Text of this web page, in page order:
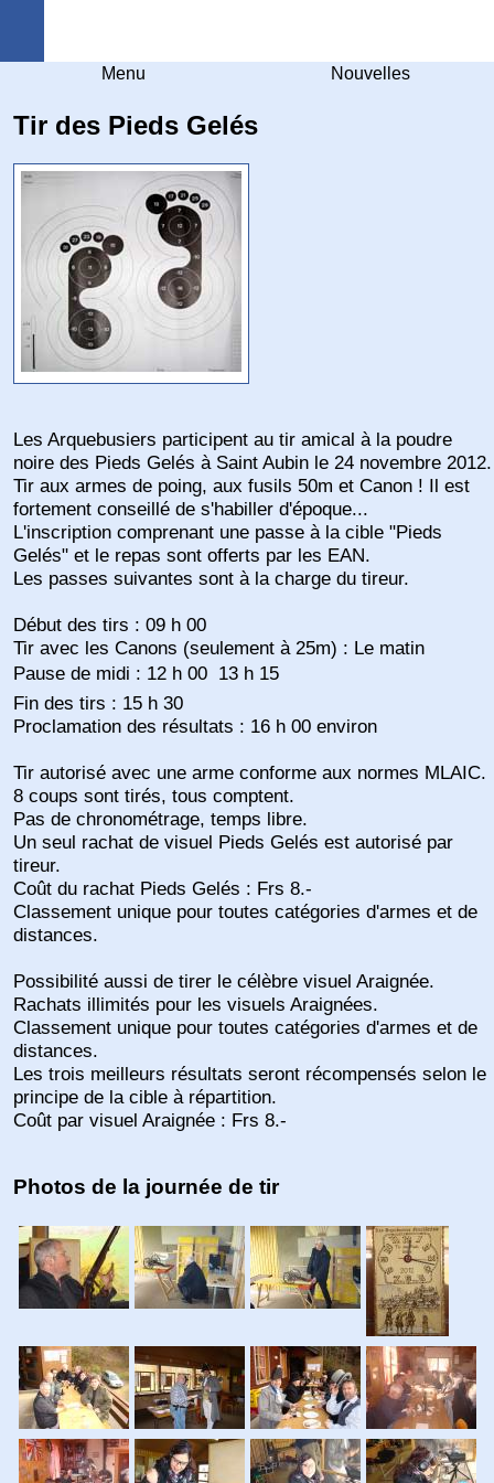
Menu Nouvelles
Tir des Pieds Gelés
Les Arquebusiers participent au tir amical à la poudre
noire des Pieds Gelés à Saint Aubin le 24 novembre 2012.
Tir aux armes de poing, aux fusils 50m et Canon ! Il est
fortement conseillé de s'habiller d'époque...
L'inscription comprenant une passe à la cible "Pieds
Gelés" et le repas sont offerts par les EAN.
Les passes suivantes sont à la charge du tireur.
Début des tirs : 09 h 00
Tir avec les Canons (seulement à 25m) : Le matin
Pause de midi : 12 h 00  13 h 15
Fin des tirs : 15 h 30
Proclamation des résultats : 16 h 00 environ
Tir autorisé avec une arme conforme aux normes MLAIC.
8 coups sont tirés, tous comptent.
Pas de chronométrage, temps libre.
Un seul rachat de visuel Pieds Gelés est autorisé par
tireur.
Coût du rachat Pieds Gelés : Frs 8.-
Classement unique pour toutes catégories d'armes et de
distances.
Possibilité aussi de tirer le célèbre visuel Araignée.
Rachats illimités pour les visuels Araignées.
Classement unique pour toutes catégories d'armes et de
distances.
Les trois meilleurs résultats seront récompensés selon le
principe de la cible à répartition.
Coût par visuel Araignée : Frs 8.-
Photos de la journée de tir